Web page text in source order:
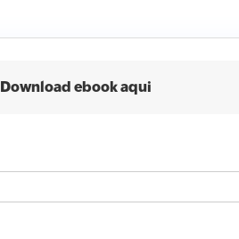
Download ebook aqui